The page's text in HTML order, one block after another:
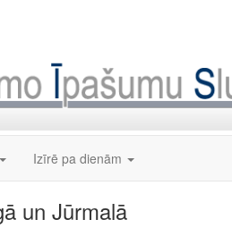
Izīrē pa dienām
un Jūrmalā